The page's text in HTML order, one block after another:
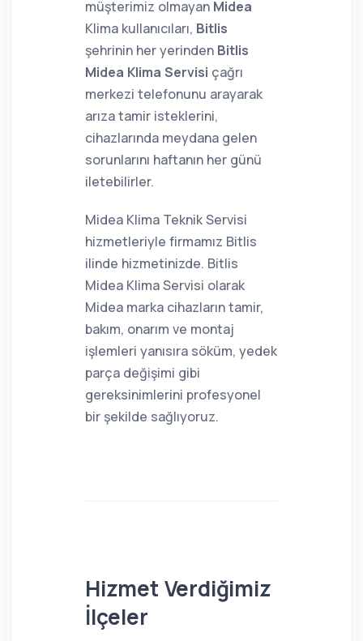
müşterimiz olmayan Midea
Klima kullanıcıları, Bitlis
şehrinin her yerinden Bitlis
Midea Klima Servisi çağrı
merkezi telefonunu arayarak
arıza tamir isteklerini,
cihazlarında meydana gelen
sorunlarını haftanın her günü
iletebilirler.
Midea Klima Teknik Servisi
hizmetleriyle firmamız Bitlis
ilinde hizmetinizde. Bitlis
Midea Klima Servisi olarak
Midea marka cihazların tamir,
bakım, onarım ve montaj
işlemleri yanısıra söküm, yedek
parça değişimi gibi
gereksinimlerini profesyonel
bir şekilde sağlıyoruz.
Hizmet Verdiğimiz
İlçeler